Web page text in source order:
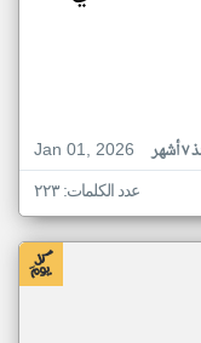
Jan 01, 2026
عدد الكلمات: ٢٢٣